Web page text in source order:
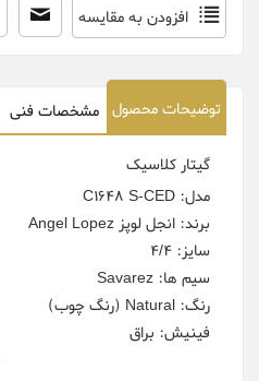
افزودن به مقایسه
توضیحات محصول مشخصات فنی
گیتار کلاسیک
مدل: C1648 S-CED
برند: انجل لوپز Angel Lopez
سایز: 4/4
سیم ها: Savarez
رنگ: Natural (رنگ چوب)
فینیش: براق